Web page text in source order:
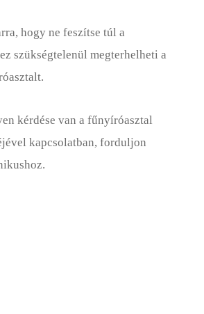
hogy ne feszítse túl a
szükségtelenül megterhelheti a
kérdése van a fűnyíróasztal
kapcsolatban, forduljon